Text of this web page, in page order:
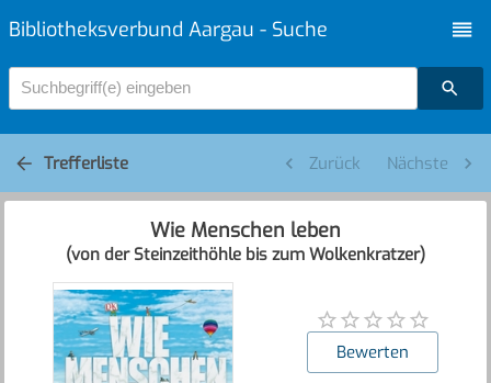
Bibliotheksverbund Aargau - Suche
Suchbegriff(e) eingeben
Trefferliste Zurück Nächste
Wie Menschen leben
(von der Steinzeithöhle bis zum Wolkenkratzer)
Bewerten